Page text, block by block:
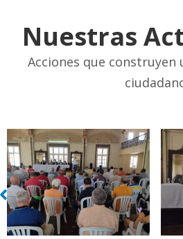
Nuestras
Acciones que construyen
Sin leyenda